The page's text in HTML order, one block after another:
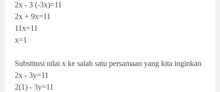
2x - 3 (-3x)=11
2x + 9x=11
11x=11
x=1
Substitusi nilai x ke salah satu persamaan yang kita inginkan
2x - 3y=11
2(1) - 3y=11